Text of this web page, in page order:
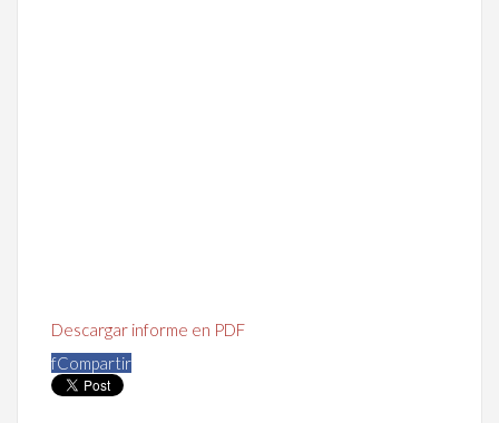
Descargar informe en PDF
fCompartir